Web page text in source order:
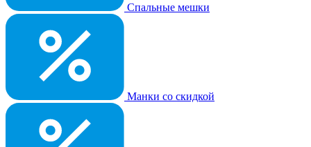
Спальные мешки
Манки со скидкой